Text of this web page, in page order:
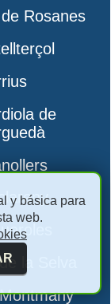
Rosanes
de
la Selva
y básica para
web.